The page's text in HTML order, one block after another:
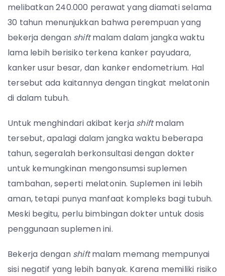
melibatkan 240.000 perawat yang diamati selama
30 tahun menunjukkan bahwa perempuan yang
bekerja dengan shiftmalam dalam jangka waktu
lama lebih berisiko terkena kanker payudara,
kanker usur besar, dan kanker endometrium. Hal
tersebut ada kaitannya dengan tingkat melatonin
di dalam tubuh.
Untuk menghindari akibat kerja shiftmalam
tersebut, apalagi dalam jangka waktu beberapa
tahun, segeralah berkonsultasi dengan dokter
untuk kemungkinan mengonsumsi suplemen
tambahan, seperti melatonin. Suplemen ini lebih
aman, tetapi punya manfaat kompleks bagi tubuh.
Meski begitu, perlu bimbingan dokter untuk dosis
penggunaan suplemen ini.
Bekerja dengan shiftmalam memang mempunyai
sisi negatif yang lebih banyak. Karena memiliki risiko